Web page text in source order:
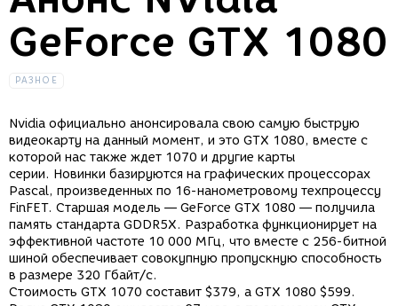
GeForce GTX 1080
РАЗНОЕ
Nvidia официально анонсировала свою самую быструю
видеокарту на данный момент, и это GTX 1080, вместе с
которой нас также ждет 1070 и другие карты
серии. Новинки базируются на графических процессорах
Pascal, произведенных по 16-нанометровому техпроцессу
FinFET. Старшая модель — GeForce GTX 1080 — получила
память стандарта GDDR5X. Разработка функционирует на
эффективной частоте 10 000 МГц, что вместе с 256-битной
шиной обеспечивает совокупную пропускную способность
в размере 320 Гбайт/с.
Стоимость GTX 1070 составит $379, а GTX 1080 $599.